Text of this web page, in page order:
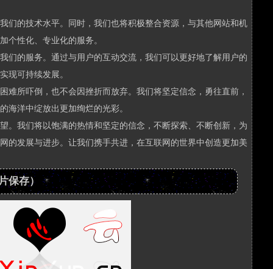
们的技术水平。同时，我们也将积极整合资源，与其他网站和机
个性化、专业化的服务。
们的服务。通过与用户的互动交流，我们可以更好地了解用户的
现可持续发展。
所吓倒，也不会因挫折而放弃。我们将坚定信念，勇往直前，
海洋中绽放出更加绚烂的光彩。
。我们将以饱满的热情和坚定的信念，不断探索、不断创新，为
的发展与进步。让我们携手共进，在互联网的世界中创造更加美
保存）
case18cdn/logo.png https://